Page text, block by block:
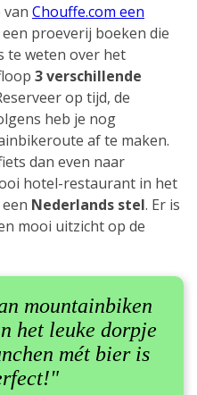
van Chouffe.com een
proeverij boeken die
te weten over het
3 verschillende
op tijd, de
heb je nog
af te maken.
dan even naar
hotel-restaurant in het
Nederlands stel. Er is
mooi uitzicht op de
mountainbiken
het leuke dorpje
mét bier is